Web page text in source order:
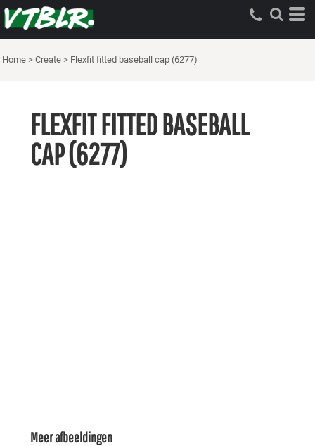
Home > Create > Flexfit fitted baseball cap (6277)
FLEXFIT FITTED BASEBALL
CAP (6277)
Meer afbeeldingen